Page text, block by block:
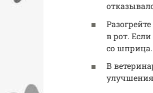
в рот.
со шприца.
В